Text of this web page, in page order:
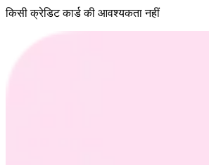
किसी क्रेडिट कार्ड की आवश्यकता नहीं